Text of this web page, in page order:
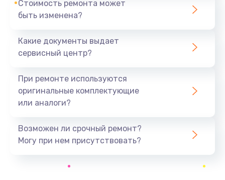
Замена системы охлаждения
Замена процессора
Заказать
Стоимость ремонта может
быть изменена?
Какие документы выдает
сервисный центр?
При ремонте используются
оригинальные комплектующие
или аналоги?
Возможен ли срочный ремонт?
Могу при нем присутствовать?